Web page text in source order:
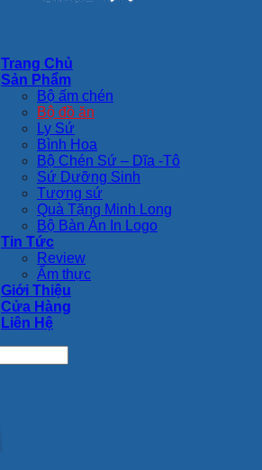
Trang Chủ
Sản Phẩm
Bộ ấm chén
Bộ đồ ăn
Ly Sứ
Bình Hoa
Bộ Chén Sứ – Dĩa -Tô
Sứ Dưỡng Sinh
Tượng sứ
Quà Tặng Minh Long
Bộ Bàn Ăn In Logo
Tin Tức
Review
Ẩm thực
Giới Thiệu
Cửa Hàng
Liên Hệ